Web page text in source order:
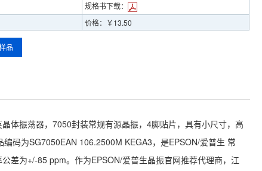
规格书下载：
价格：￥13.50
品
体振荡器，7050封装常规有源晶振，4脚贴片，具有小尺寸，高
码为SG7050EAN 106.2500M KEGA3，是EPSON/爱普生 常
差为+/-85 ppm。作为EPSON/爱普生晶振官网推荐代理商，江